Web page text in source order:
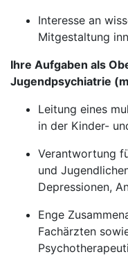
Interesse an
Mitgestaltung
Ihre Aufgaben als
Jugendpsychiatrie
Leitung eines
in der Kinder-
Verantwortung
und
Depressionen,
Enge
Fachärzten